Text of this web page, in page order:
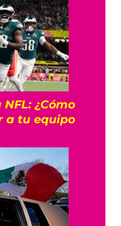
¿Cómo
a tu equipo